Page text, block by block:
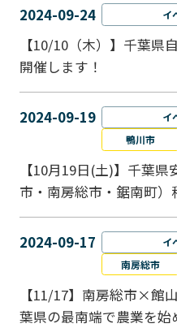
2024-09-24 イ
【10/10（木）】千葉県
開催します！
2024-09-19 イ
鴨川市
【10月19日(土)】千葉
市・南房総市・鋸南町）
2024-09-17 イ
南房総市
【11/17】南房総市×館
葉県の最南端で農業を